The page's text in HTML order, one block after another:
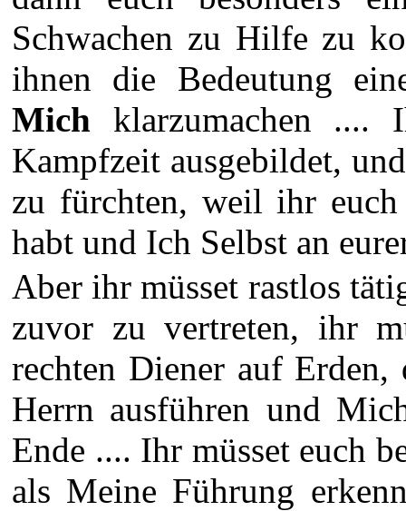
Schwachen zu Hilfe zu
ihnen die Bedeutung
Mich klarzumachen ....
Kampfzeit ausgebildet,
zu fürchten, weil ihr
habt und Ich Selbst an
Aber ihr müsset rastlos
zuvor zu vertreten, ihr
rechten Diener auf
Herrn ausführen und
Ende .... Ihr müsset euch
als Meine Führung